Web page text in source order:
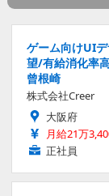
ゲーム向けUI
望/有給消化率
曾根崎
株式会社Creer
大阪府
月給21万
正社員